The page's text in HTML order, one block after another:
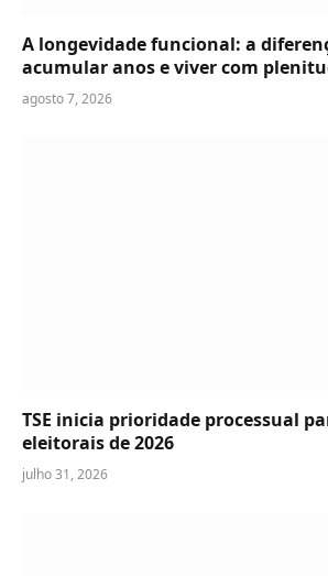
A longevidade funcional: a
acumular anos e viver com
agosto 7, 2026
TSE inicia prioridade processual
eleitorais de 2026
julho 31, 2026